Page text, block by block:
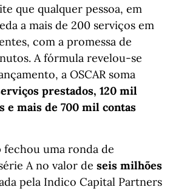
que qualquer pessoa, em
a mais de 200 serviços em
com a promessa de
A fórmula revelou-se
a OSCAR soma
prestados, 120 mil
e mais de 700 mil contas
fechou uma ronda de
A no valor de seis milhões
pela Indico Capital Partners